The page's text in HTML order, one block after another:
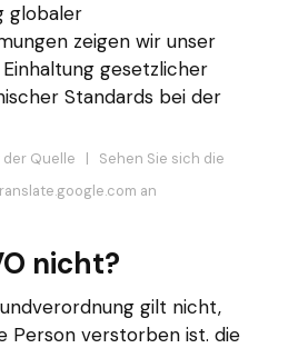
globaler
zeigen wir unser
gesetzlicher
Standards bei der
Quelle | Sehen Sie sich die
an
nicht?
gilt nicht,
Person verstorben ist. die